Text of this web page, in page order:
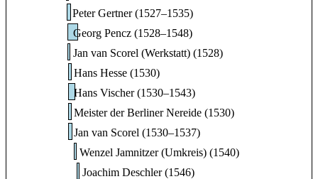
Peter Gertner (1527–1535)
Georg Pencz (1528–1548)
Jan van Scorel (Werkstatt) (1528)
Hans Hesse (1530)
Hans Vischer (1530–1543)
Meister der Berliner Nereide (1530)
Jan van Scorel (1530–1537)
Wenzel Jamnitzer (Umkreis) (1540)
Joachim Deschler (1546)